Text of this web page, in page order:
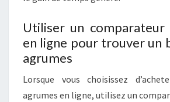
Utiliser un
en ligne pour trouver un
agrumes
Lorsque vous choisissez
agrumes en ligne, utilisez un